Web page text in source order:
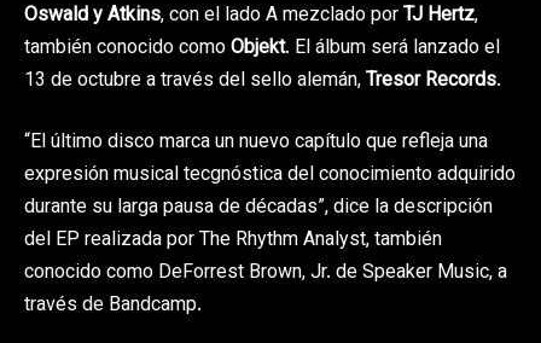
Oswald y Atkins, con el lado A mezclado porTJ Hertz,
también conocido comoObjekt. El álbum será lanzado el
13 de octubre a través del sello alemán,Tresor Records.
“El último disco marca un nuevo capítulo que refleja una
expresión musical tecgnóstica del conocimiento adquirido
durante su larga pausa de décadas”, dice la descripción
del EP realizada por The Rhythm Analyst, también
conocido como DeForrest Brown, Jr. de Speaker Music, a
través de Bandcamp.